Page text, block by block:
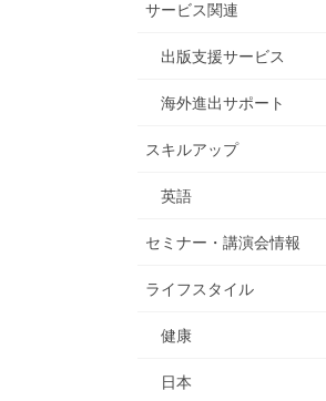
サービス関連
出版支援サービス
海外進出サポート
スキルアップ
英語
セミナー・講演会情報
ライフスタイル
健康
日本